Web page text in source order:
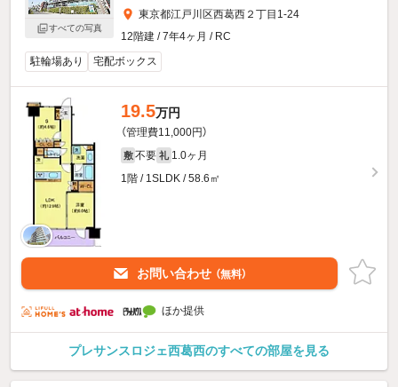
すべての写真
東京都江戸川区西葛西２丁目1-24
12階建 / 7年4ヶ月 / RC
駐輪場あり
宅配ボックス
19.5万円
（管理費11,000円）
敷 不要 礼 1.0ヶ月
1階 / 1SLDK / 58.6㎡
お問い合わせ （無料）
ほか提供
プレサンスロジェ西葛西のすべての部屋を見る